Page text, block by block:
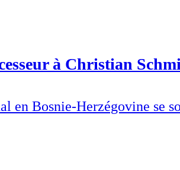
à Christian
en Bosnie-Herzégovine se